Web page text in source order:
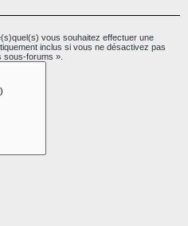
vous souhaitez effectuer une
inclus si vous ne désactivez pas
sous-forums ».